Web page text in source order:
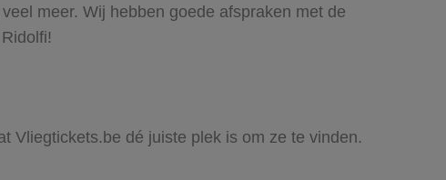
meer. Wij hebben goede afspraken met de
Vliegtickets.be dé juiste plek is om ze te vinden.